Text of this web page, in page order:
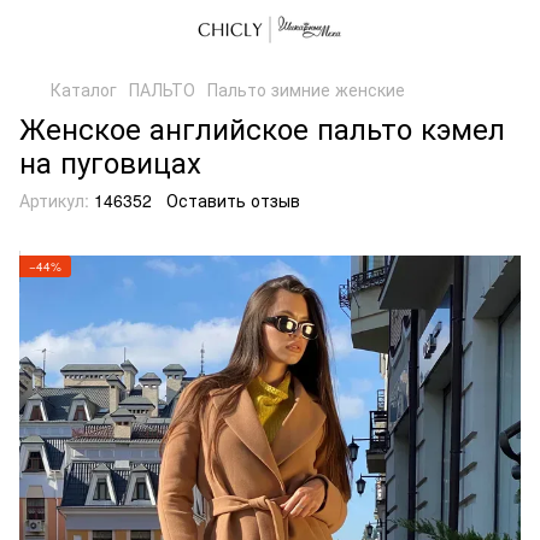
Каталог ПАЛЬТО Пальто зимние женские
Женское английское пальто кэмел
на пуговицах
Артикул: 146352 Оставить отзыв
−44%